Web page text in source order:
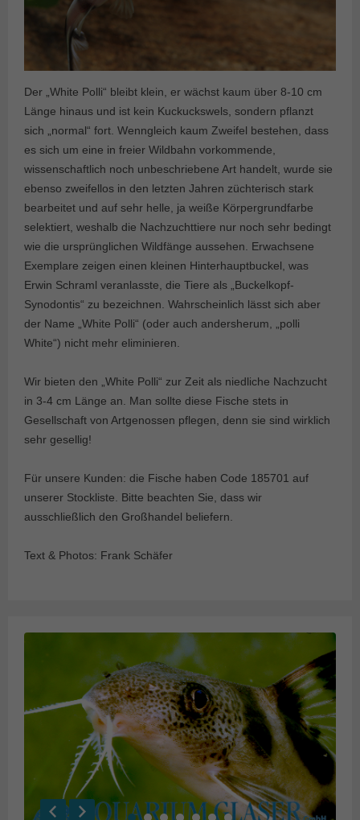
Der „White Polli“ bleibt klein, er wächst kaum über 8-10 cm
Länge hinaus und ist kein Kuckuckswels, sondern pflanzt
sich „normal“ fort. Wenngleich kaum Zweifel bestehen, dass
es sich um eine in freier Wildbahn vorkommende,
wissenschaftlich noch unbeschriebene Art handelt, wurde sie
ebenso zweifellos in den letzten Jahren züchterisch stark
bearbeitet und auf sehr helle, ja weiße Körpergrundfarbe
selektiert, weshalb die Nachzuchttiere nur noch sehr bedingt
wie die ursprünglichen Wildfänge aussehen. Erwachsene
Exemplare zeigen einen kleinen Hinterhauptbuckel, was
Erwin Schraml veranlasste, die Tiere als „Buckelkopf-
Synodontis“ zu bezeichnen. Wahrscheinlich lässt sich aber
der Name „White Polli“ (oder auch andersherum, „polli
White“) nicht mehr eliminieren.
Wir bieten den „White Polli“ zur Zeit als niedliche Nachzucht
in 3-4 cm Länge an. Man sollte diese Fische stets in
Gesellschaft von Artgenossen pflegen, denn sie sind wirklich
sehr gesellig!
Für unsere Kunden: die Fische haben Code 185701 auf
unserer Stockliste. Bitte beachten Sie, dass wir
ausschließlich den Großhandel beliefern.
Text & Photos: Frank Schäfer